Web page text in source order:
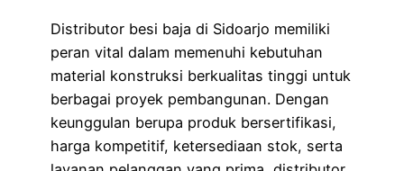
Distributor besi baja di Sidoarjo memiliki
peran vital dalam memenuhi kebutuhan
material konstruksi berkualitas tinggi untuk
berbagai proyek pembangunan. Dengan
keunggulan berupa produk bersertifikasi,
harga kompetitif, ketersediaan stok, serta